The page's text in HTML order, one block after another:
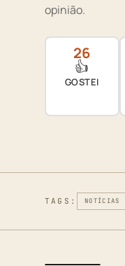
opinião.
26
👍
GOSTEI
TAGS: NOTÍCIAS